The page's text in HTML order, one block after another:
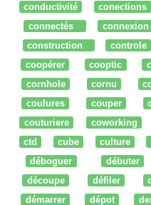
conductivité
conections
connectés
connexion
construction
controle
coopérer
cooptic
cornhole
cornu
coulures
couper
couturiere
coworking
ctd
cube culture
déboguer
débuter
découpe
défiler
démarrer
dépot